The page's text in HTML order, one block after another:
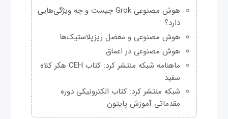
هوش مصنوعی Grok چیست و چه ویژگی‌هایی
دارد؟
هوش مصنوعی و معضل ریزپلاستیک‌ها
هوش مصنوعی در اعماق
ماهنامه شبکه منتشر کرد: کتاب CEH هکر کلاه
سفید
شبکه منتشر کرد: کتاب الکترونیکی دوره
مقدماتی آموزش پایتون